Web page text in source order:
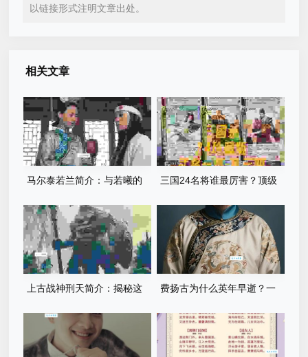
以链接形式注明文章出处。
相关文章
马尔泰若兰简介：与若曦的
三国24名将谁最厉害？顶级
上古战神刑天简介：揭秘这
费扬古为什么英年早逝？一
么？